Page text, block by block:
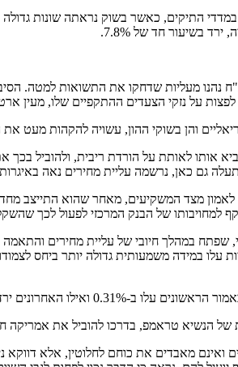
נהנו מעליות שדחקו את התשואות למטה.
על נזקי הצעדים ההתקפיים שלו, מעין
והן בשוקי ההון, עשויה להקהות
אותו לאותת על הורדת ריבית,
גם כאן, נרשמה עליית מחירים נאה
לאמון מצד המשקיעים, מאחר שהוא התייצב
למחויבותו של הבנק המרכזי לפעול לכך
שפתח במהלך חיובי של עליית מחירים
האחרונים ירדו ב-3.73% כאמור.
הנשיא טראמפ, בדרכו להוביל את אמריקה
מאבדים את כוחם לחלוטין, אלא דווקא